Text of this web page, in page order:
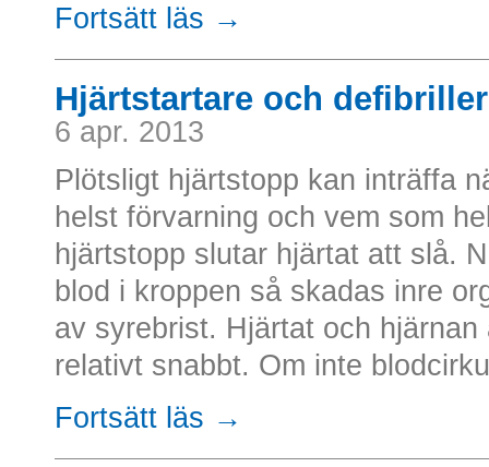
Fortsätt läs →
Hjärtstartare och
6 apr. 2013
Plötsligt hjärtstopp kan inträffa
helst förvarning och vem som
hjärtstopp slutar hjärtat att slå.
blod i kroppen så skadas inre
av syrebrist. Hjärtat och
relativt snabbt. Om inte
Fortsätt läs →